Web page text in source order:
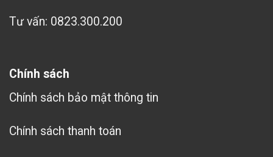
Tư vấn: 0823.300.200
Chính sách
Chính sách bảo mật thông tin
Chính sách thanh toán